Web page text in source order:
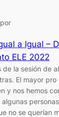
por
a Igual –
ELE 2022
de la sesión de
El mayor pro
y nos hemos
no se querían